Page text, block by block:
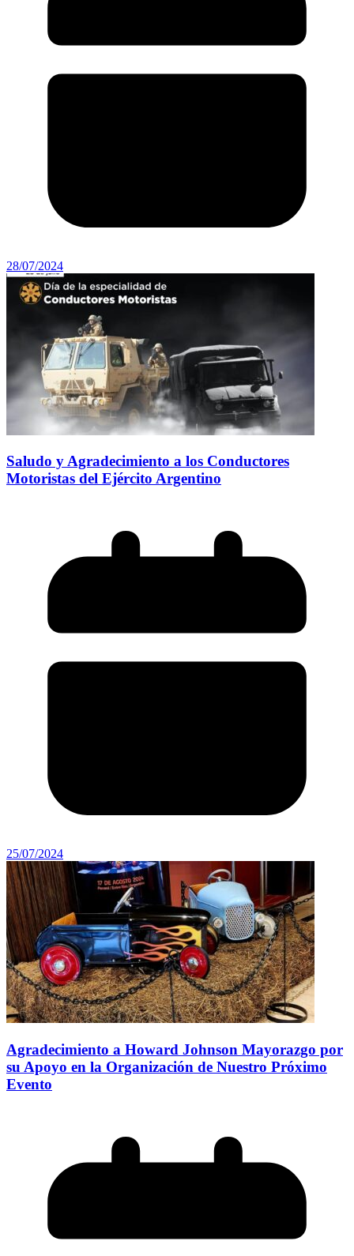
28/07/2024
Saludo y Agradecimiento a los Conductores
Motoristas del Ejército Argentino
25/07/2024
Agradecimiento a Howard Johnson Mayorazgo por
su Apoyo en la Organización de Nuestro Próximo
Evento